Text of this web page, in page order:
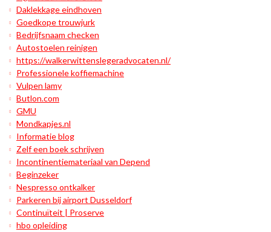
Daklekkage eindhoven
Goedkope trouwjurk
Bedrijfsnaam checken
Autostoelen reinigen
https://walkerwittenslegeradvocaten.nl/
Professionele koffiemachine
Vulpen lamy
Butlon.com
GMU
Mondkapjes.nl
Informatie blog
Zelf een boek schrijven
Incontinentiemateriaal van Depend
Beginzeker
Nespresso ontkalker
Parkeren bij airport Dusseldorf
Continuïteit | Proserve
hbo opleiding